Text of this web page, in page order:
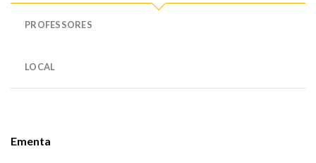
PROFESSORES
LOCAL
Ementa